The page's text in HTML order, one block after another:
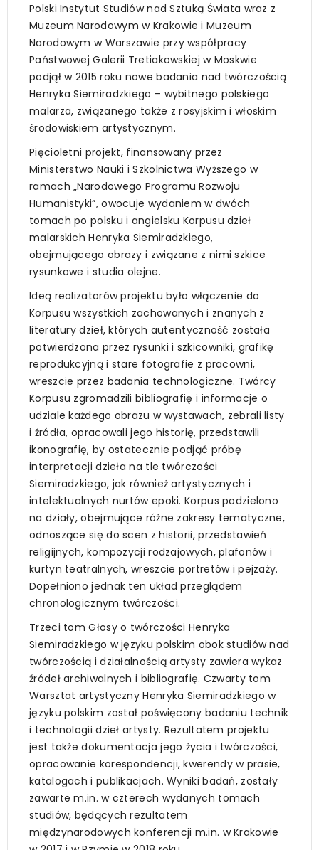
Polski Instytut Studiów nad Sztuką Świata wraz z
Muzeum Narodowym w Krakowie i Muzeum
Narodowym w Warszawie przy współpracy
Państwowej Galerii Tretiakowskiej w Moskwie
podjął w 2015 roku nowe badania nad twórczością
Henryka Siemiradzkiego – wybitnego polskiego
malarza, związanego także z rosyjskim i włoskim
środowiskiem artystycznym.
Pięcioletni projekt, finansowany przez
Ministerstwo Nauki i Szkolnictwa Wyższego w
ramach „Narodowego Programu Rozwoju
Humanistyki”, owocuje wydaniem w dwóch
tomach po polsku i angielsku Korpusu dzieł
malarskich Henryka Siemiradzkiego,
obejmującego obrazy i związane z nimi szkice
rysunkowe i studia olejne.
Ideą realizatorów projektu było włączenie do
Korpusu wszystkich zachowanych i znanych z
literatury dzieł, których autentyczność została
potwierdzona przez rysunki i szkicowniki, grafikę
reprodukcyjną i stare fotografie z pracowni,
wreszcie przez badania technologiczne. Twórcy
Korpusu zgromadzili bibliografię i informacje o
udziale każdego obrazu w wystawach, zebrali listy
i źródła, opracowali jego historię, przedstawili
ikonografię, by ostatecznie podjąć próbę
interpretacji dzieła na tle twórczości
Siemiradzkiego, jak również artystycznych i
intelektualnych nurtów epoki. Korpus podzielono
na działy, obejmujące różne zakresy tematyczne,
odnoszące się do scen z historii, przedstawień
religijnych, kompozycji rodzajowych, plafonów i
kurtyn teatralnych, wreszcie portretów i pejzaży.
Dopełniono jednak ten układ przeglądem
chronologicznym twórczości.
Trzeci tom Głosy o twórczości Henryka
Siemiradzkiego w języku polskim obok studiów nad
twórczością i działalnością artysty zawiera wykaz
źródeł archiwalnych i bibliografię. Czwarty tom
Warsztat artystyczny Henryka Siemiradzkiego w
języku polskim został poświęcony badaniu technik
i technologii dzieł artysty. Rezultatem projektu
jest także dokumentacja jego życia i twórczości,
opracowanie korespondencji, kwerendy w prasie,
katalogach i publikacjach. Wyniki badań, zostały
zawarte m.in. w czterech wydanych tomach
studiów, będących rezultatem
międzynarodowych konferencji m.in. w Krakowie